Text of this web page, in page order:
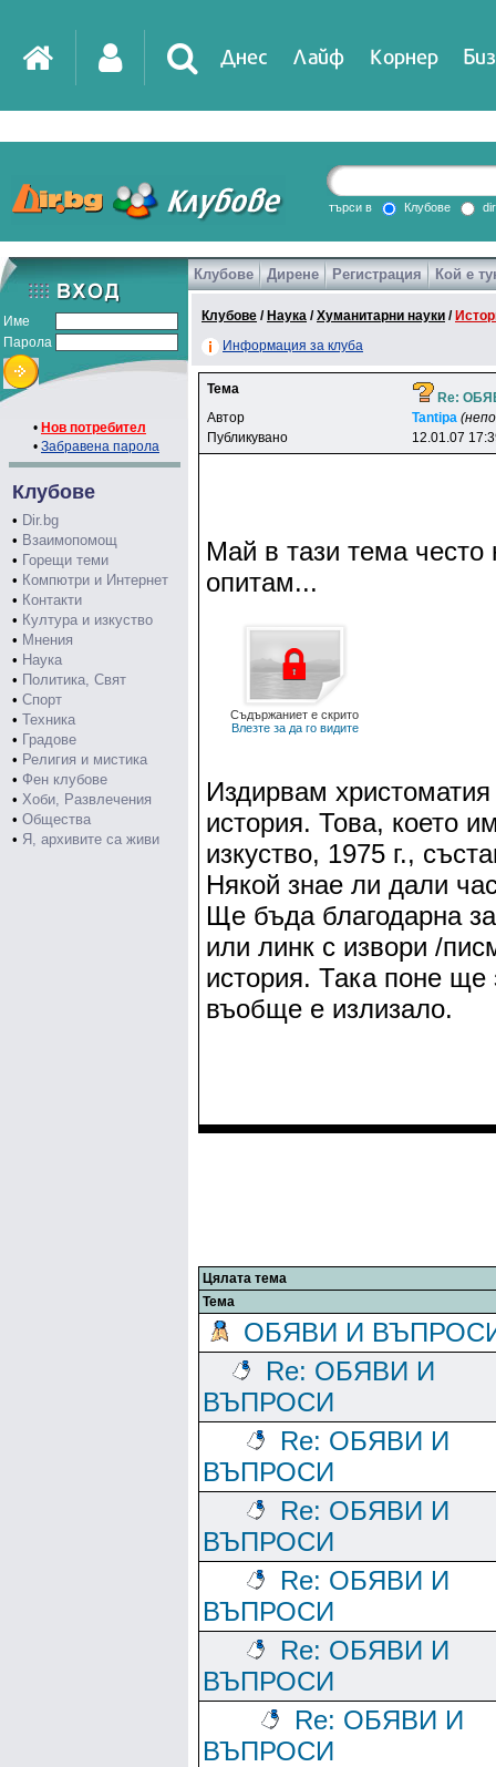
Днес Лайф Корнер
DirTV Impressio
Games
търси в Клубове
Име
Парола
• Нов потребител
• Забравена парола
Клубове
• Dir.bg
• Взаимопомощ
• Горещи теми
• Компютри и Интернет
• Контакти
• Култура и изкуство
• Мнения
• Наука
• Политика, Свят
• Спорт
• Техника
• Градове
• Религия и мистика
• Фен клубове
• Хоби, Развлечения
• Общества
• Я, архивите са живи
Клубове Дирене Регистрация Кой е
Клубове / Наука /Хуманитарни науки /
Информация за клуба
Тема
Re:
Автор
Tantipa
Публикувано
12.01.07
Май в тази тема
опитам...
Съдържаниет е скрито
Влезте за да го видите
Издирвам
история. Това, което
изкуство, 1975 г.,
Някой знае ли дали
Ще бъда благодарна
или линк с извори /
история. Така поне ще
въобще е излизало.
Цялата тема
Тема
ОБЯВИ И
Re: ОБЯВИ И
ВЪПРОСИ
Re: ОБЯВИ И
ВЪПРОСИ
Re: ОБЯВИ И
ВЪПРОСИ
Re: ОБЯВИ И
ВЪПРОСИ
Re: ОБЯВИ И
ВЪПРОСИ
Re: ОБЯВИ И
ВЪПРОСИ